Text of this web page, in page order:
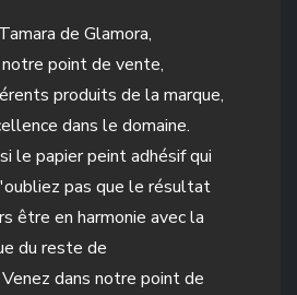
de Glamora,
point de vente,
produits de la marque,
dans le domaine.
le papier peint adhésif qui
pas que le résultat
être en harmonie avec la
du reste de
dans notre point de